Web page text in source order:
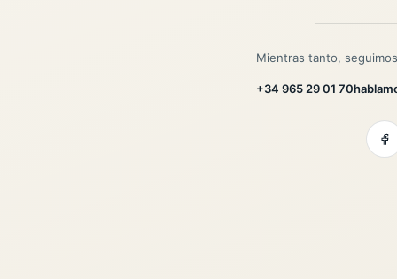
Mientras tanto,
+34 965 29 01 70